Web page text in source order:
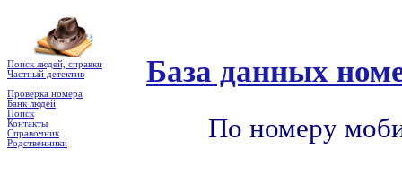
Поиск людей, справки
Частный детектив
Проверка номера
Банк людей
Поиск
Контакты
Справочник
Родственники
База данных
По номеру